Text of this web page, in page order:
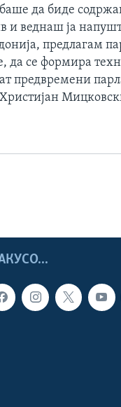
да биде
и веднаш ја
предлагам
да се формира
предвремени